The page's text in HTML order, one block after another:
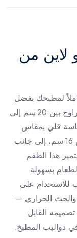
لاين من
لمطبخك بفضل
احتوائه على 14 قطعة تشمل حلل بأحجام تتراوح بين 20 سم إلى
إلى طاسة قلي بمقاس
20 سم إلى 24 سم، وكسرولة بغطاء مقاس 16 سم، إلى جانب
هذا الطقم
بسهولة
للاستخدام على
والحث الحراري —
القابل
دواليب المطبخ.